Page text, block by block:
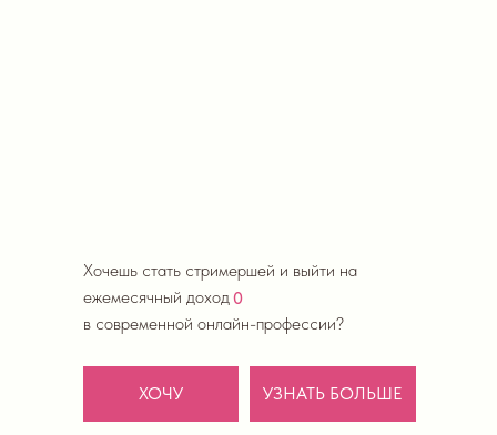
Хочешь стать стримершей и выйти на
ежемесячный доход
в современной онлайн-профессии?
ХОЧУ УЗНАТЬ БОЛЬШЕ
0